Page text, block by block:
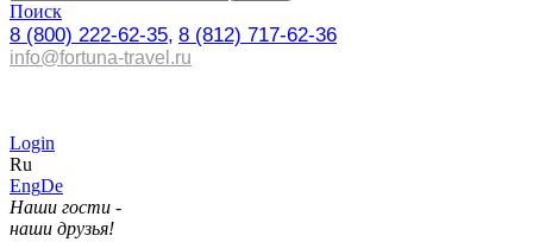
Поиск
8 (800) 222-62-35, 8 (812) 717-62-36
info@fortuna-travel.ru
Login
Ru
EngDe
Наши гости -
наши друзья!